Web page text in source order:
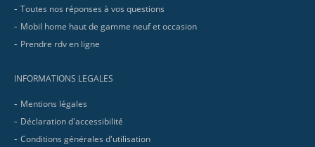
Toutes nos réponses à vos questions
Mobil home haut de gamme neuf et occasion
Prendre rdv en ligne
INFORMATIONS LEGALES
Mentions légales
Déclaration d'accessibilité
Conditions générales d'utilisation